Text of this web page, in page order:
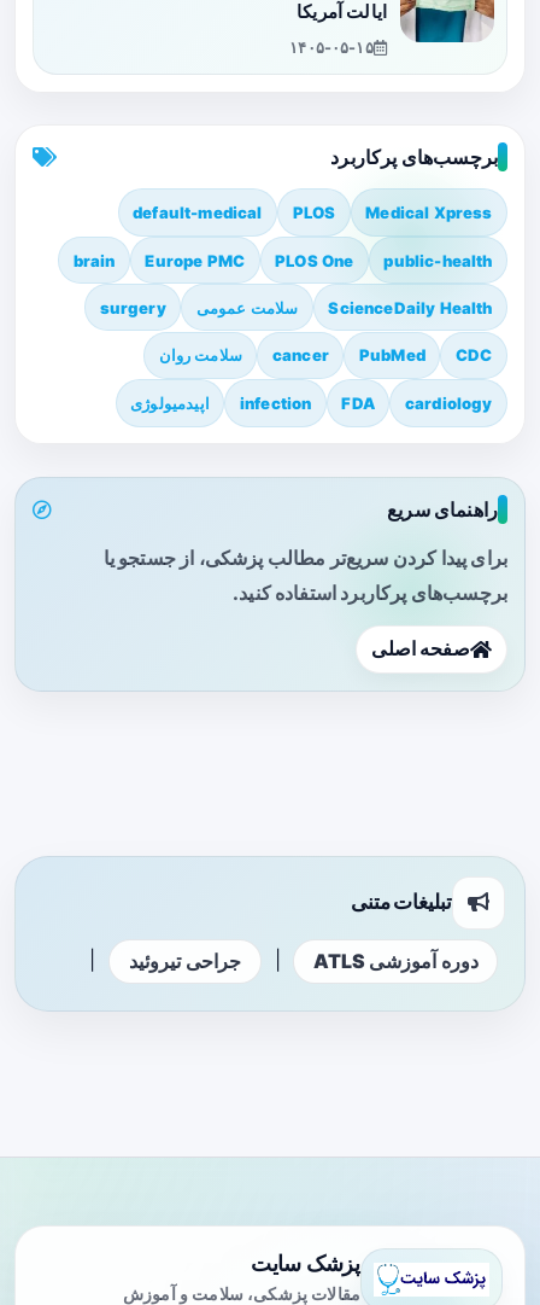
ایالت آمریکا
۱۴۰۵-۰۵-۱۵
برچسب‌های پرکاربرد
Medical Xpress
PLOS
default-medical
public-health
PLOS One
Europe PMC
brain
ScienceDaily Health سلامت عمومی surgery
CDC
PubMed
cancer سلامت روان
cardiology
FDA
infection اپیدمیولوژی
راهنمای سریع
برای پیدا کردن سریع‌تر مطالب پزشکی، از جستجو یا
برچسب‌های پرکاربرد استفاده کنید.
صفحه اصلی
تبلیغات متنی
دوره آموزشی ATLS جراحی تیروئید
پزشک سایت
مقالات پزشکی، سلامت و آموزش